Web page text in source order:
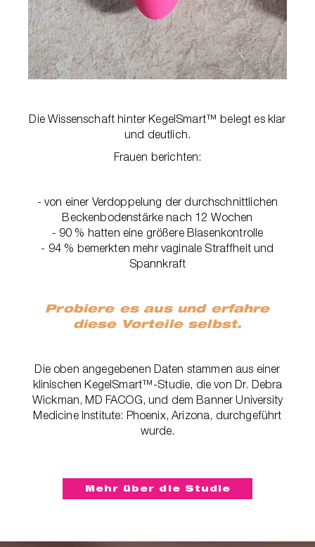
Die Wissenschaft hinter KegelSmart™ belegt es klar
und deutlich.
Frauen berichten:
- von einer Verdoppelung der durchschnittlichen
Beckenbodenstärke nach 12 Wochen
- 90 % hatten eine größere Blasenkontrolle
- 94 % bemerkten mehr vaginale Straffheit und
Spannkraft
Probiere es aus und erfahre
diese Vorteile selbst.
Die oben angegebenen Daten stammen aus einer
klinischen KegelSmart™-Studie, die von Dr. Debra
Wickman, MD FACOG, und dem Banner University
Medicine Institute: Phoenix, Arizona, durchgeführt
wurde.
Mehr über die Studie